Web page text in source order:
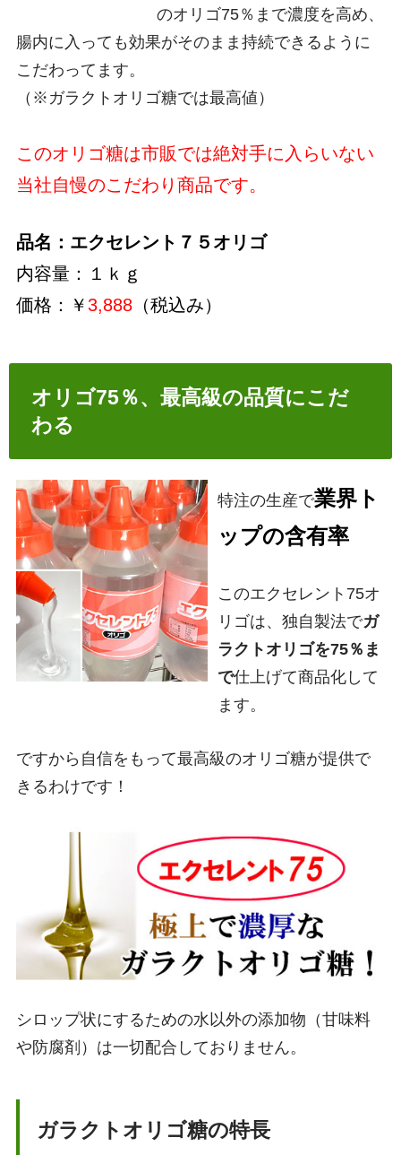
のオリゴ75％まで濃度を高め、
腸内に入っても効果がそのまま持続できるように
こだわってます。
（※ガラクトオリゴ糖では最高値）
このオリゴ糖は市販では絶対手に入らいない
当社自慢のこだわり商品です。
品名：エクセレント７５オリゴ
内容量：１ｋｇ
価格：￥3,888 （税込み）
オリゴ75％、最高級の品質にこだ
わる
特注の生産で業界ト
ップの含有率
このエクセレント75オ
リゴは、独自製法でガ
ラクトオリゴを75％ま
で仕上げて商品化して
ます。
ですから自信をもって最高級のオリゴ糖が提供で
きるわけです！
シロップ状にするための水以外の添加物（甘味料
や防腐剤）は一切配合しておりません。
ガラクトオリゴ糖の特長